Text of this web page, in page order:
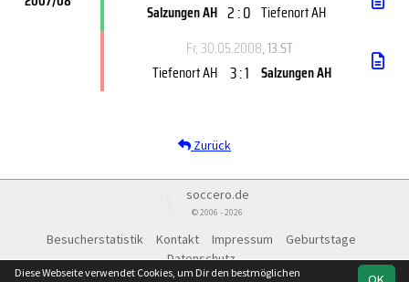
Salzungen AH 2 : 0 Tiefenort AH
Fr, 30.05.2008, 13.ST
Tiefenort AH 3 : 1 Salzungen AH
Zurück
soccero.de
© 2006 - 2026
Besucherstatistik Kontakt Impressum
Geburtstage
Datenschutz
Diese Webseite verwendet Cookies, um Dir den bestmöglichen